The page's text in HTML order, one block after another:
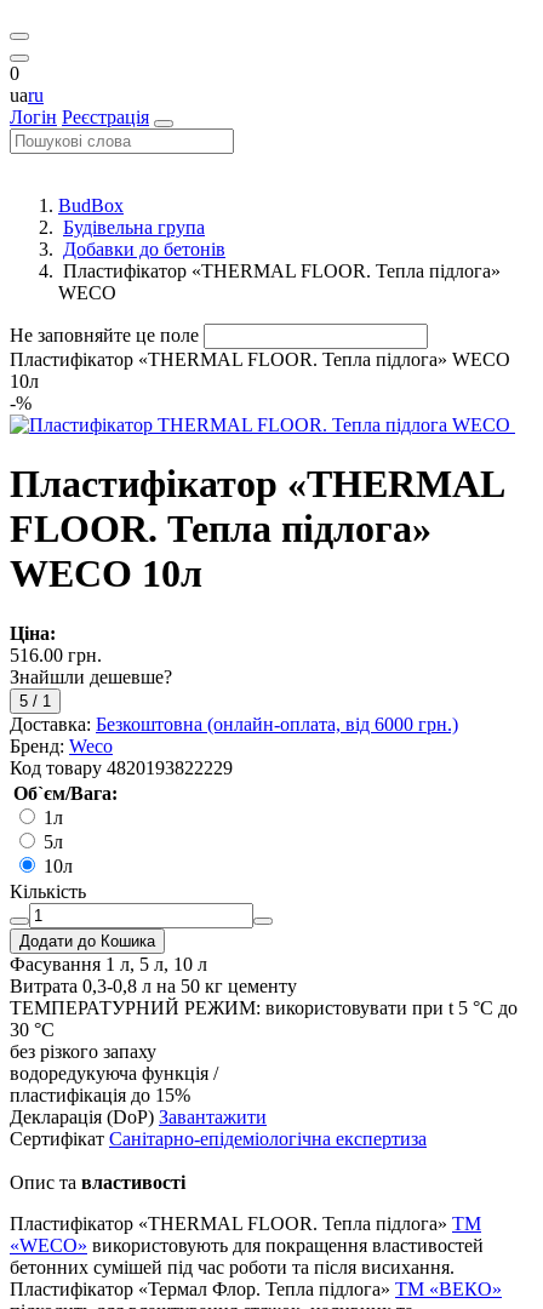
0
uaru
Логін Реєстрація
BudBox
Будівельна група
Добавки до бетонів
Пластифікатор «THERMAL FLOOR. Тепла підлога»
WECO
Не заповняйте це поле
Пластифікатор «THERMAL FLOOR. Тепла підлога» WECO
10л
-%
Пластифікатор «THERMAL
FLOOR. Тепла підлога»
WECO 10л
Ціна:
516.00 грн.
Знайшли дешевше?
5 / 1
Доставка: Безкоштовна (онлайн-оплата, від 6000 грн.)
Бренд: Weco
Код товару 4820193822229
Об`єм/Вага:
1л
5л
10л
Кількість
Додати до Кошика
Фасування 1 л, 5 л, 10 л
Витрата 0,3-0,8 л на 50 кг цементу
ТЕМПЕРАТУРНИЙ РЕЖИМ: використовувати при t 5 °С до
30 °С
без різкого запаху
водоредукуюча функція /
пластифікація до 15%
Декларація (DoP) Завантажити
Сертифікат Санітарно-епідеміологічна експертиза
Опис та властивості
Пластифікатор «THERMAL FLOOR. Тепла підлога» TM
«WECO» використовують для покращення властивостей
бетонних сумішей під час роботи та після висихання.
Пластифікатор «Термал Флор. Тепла підлога» ТМ «ВЕКО»